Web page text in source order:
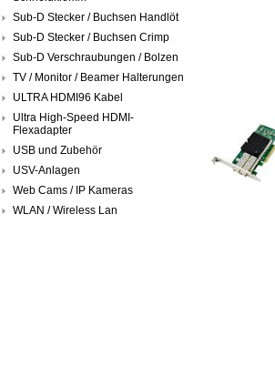
Sub-D Stecker / Buchsen Handlöt
Sub-D Stecker / Buchsen Crimp
Sub-D Verschraubungen / Bolzen
TV / Monitor / Beamer Halterungen
ULTRA HDMI96 Kabel
Ultra High-Speed HDMI-
Flexadapter
USB und Zubehör
USV-Anlagen
Web Cams / IP Kameras
WLAN / Wireless Lan